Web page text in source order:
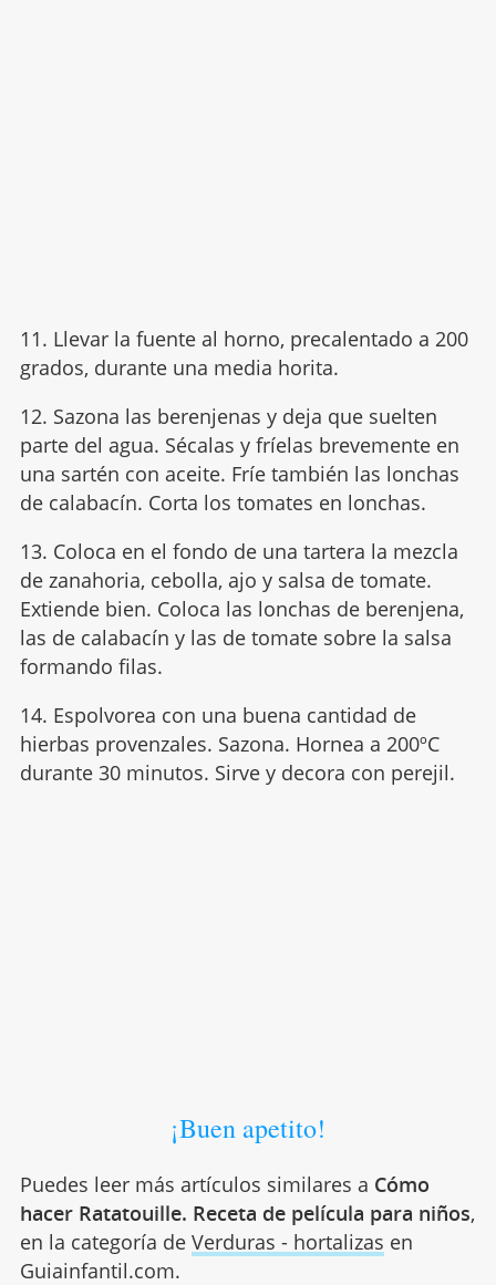
11. Llevar la fuente al horno, precalentado a 200
grados, durante una media horita.
12. Sazona las berenjenas y deja que suelten
parte del agua. Sécalas y fríelas brevemente en
una sartén con aceite. Fríe también las lonchas
de calabacín. Corta los tomates en lonchas.
13. Coloca en el fondo de una tartera la mezcla
de zanahoria, cebolla, ajo y salsa de tomate.
Extiende bien. Coloca las lonchas de berenjena,
las de calabacín y las de tomate sobre la salsa
formando filas.
14. Espolvorea con una buena cantidad de
hierbas provenzales. Sazona. Hornea a 200ºC
durante 30 minutos. Sirve y decora con perejil.
¡Buen apetito!
Puedes leer más artículos similares a Cómo
hacer Ratatouille. Receta de película para niños,
en la categoría de Verduras - hortalizas en
Guiainfantil.com.